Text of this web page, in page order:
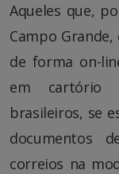
Aqueles que,
Campo
de forma on-
em cartório
brasileiros, se
documentos
correios na